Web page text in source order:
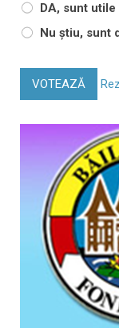
DA, sunt
Nu știu, sunt
VOTEAZĂ